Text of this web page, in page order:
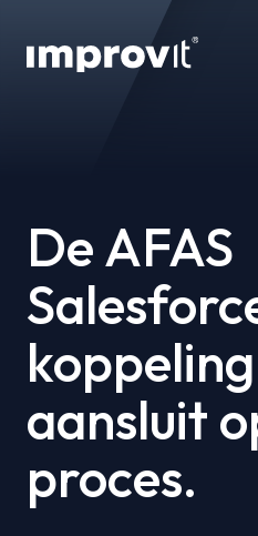
De AFAS
aansluit
proces.